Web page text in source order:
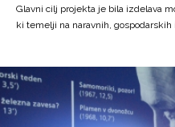
Glavni cilj projekta je bila izdelava
ki temelji na naravnih, gospodarskih